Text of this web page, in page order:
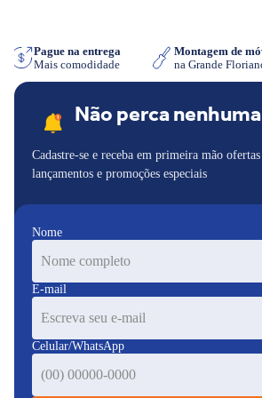
Pague na entrega
Mais comodidade
Montagem de
na Grande
Não perca
Cadastre-se e receba em primeira mão
lançamentos e promoções especiais
Nome
E-mail
Celular/WhatsApp